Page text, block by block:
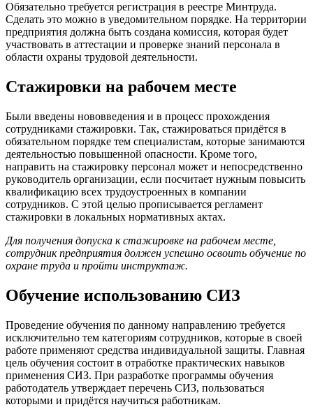
Обязательно требуется регистрация в реестре Минтруда.
Сделать это можно в уведомительном порядке. На территории
предприятия должна быть создана комиссия, которая будет
участвовать в аттестации и проверке знаний персонала в
области охраны трудовой деятельности.
Стажировки на рабочем месте
Были введены нововведения и в процесс прохождения
сотрудниками стажировки. Так, стажироваться придётся в
обязательном порядке тем специалистам, которые занимаются
деятельностью повышенной опасности. Кроме того,
направить на стажировку персонал может и непосредственно
руководитель организации, если посчитает нужным повысить
квалификацию всех трудоустроенных в компании
сотрудников. С этой целью прописывается регламент
стажировки в локальных нормативных актах.
Для получения допуска к стажировке на рабочем месте,
сотрудник предприятия должен успешно освоить обучение по
охране труда и пройти инструктаж.
Обучение использованию СИЗ
Проведение обучения по данному направлению требуется
исключительно тем категориям сотрудников, которые в своей
работе применяют средства индивидуальной защиты. Главная
цель обучения состоит в отработке практических навыков
применения СИЗ. При разработке программы обучения
работодатель утверждает перечень СИЗ, пользоваться
которыми и придётся научиться работникам.